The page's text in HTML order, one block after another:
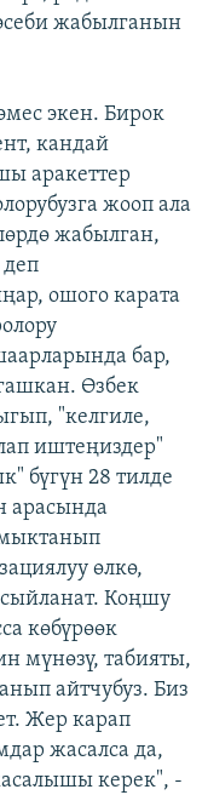
жабылганын
экен. Бирок
кандай
аракеттер
жооп ала
жабылган,
ошого карата
бар,
Өзбек
"келгиле,
иштеңиздер"
бүгүн 28 тилде
арасында
өлкө,
Коңшу
көбүрөөк
мүнөзү, табияты,
айтчубуз. Биз
Жер карап
жасалса да,
керек", -